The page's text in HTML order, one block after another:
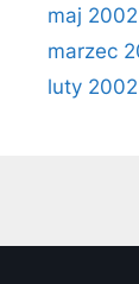
maj 2002
marzec
luty 2002